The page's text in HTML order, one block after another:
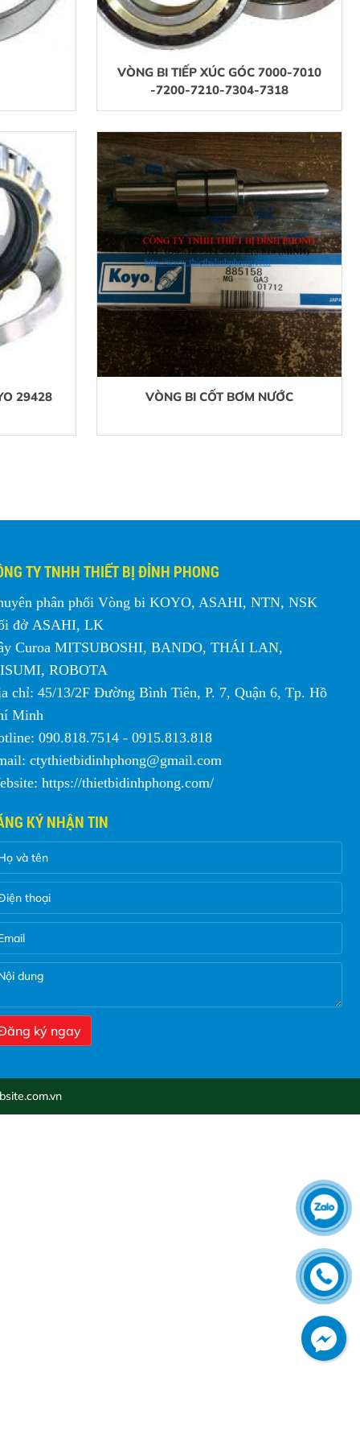
VÒNG BI TIẾP XÚC GÓC 7000-7010
-7200-7210-7304-7318
29428 VÒNG BI CỐT BƠM NƯỚC
TY TNHH THIẾT BỊ ĐỈNH PHONG
phân phối Vòng bi KOYO, ASAHI, NTN, NSK
đở ASAHI, LK
Curoa MITSUBOSHI, BANDO, THÁI LAN,
ROBOTA
chỉ: 45/13/2F Đường Bình Tiên, P. 7, Quận 6, Tp. Hồ
Minh
090.818.7514 - 0915.813.818
ctythietbidinhphong@gmail.com
https://thietbidinhphong.com/
KÝ NHẬN TIN